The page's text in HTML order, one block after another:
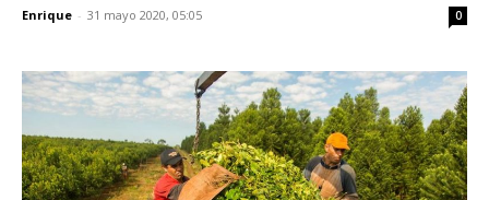
Enrique - 31 mayo 2020, 05:05 0